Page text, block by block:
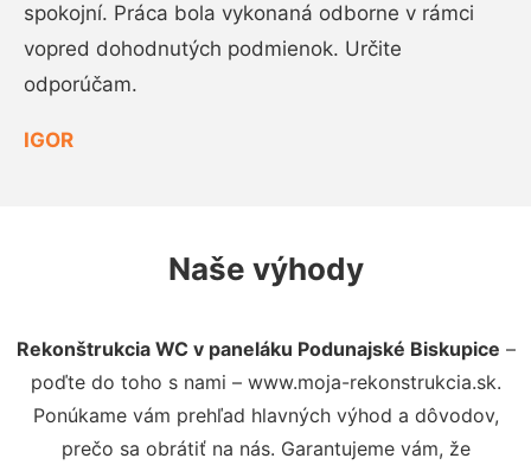
spokojní. Práca bola vykonaná odborne v rámci
vopred dohodnutých podmienok. Určite
odporúčam.
IGOR
Naše výhody
Rekonštrukcia WC v paneláku Podunajské Biskupice –
poďte do toho s nami – www.moja-rekonstrukcia.sk.
Ponúkame vám prehľad hlavných výhod a dôvodov,
prečo sa obrátiť na nás. Garantujeme vám, že